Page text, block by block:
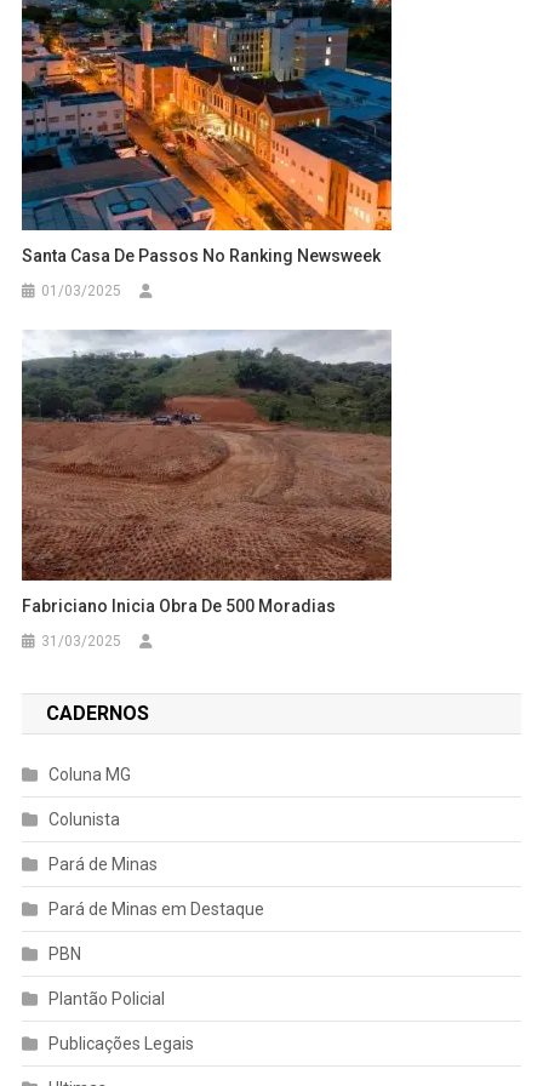
Santa Casa De Passos No Ranking Newsweek
01/03/2025
Fabriciano Inicia Obra De 500 Moradias
31/03/2025
CADERNOS
Coluna MG
Colunista
Pará de Minas
Pará de Minas em Destaque
PBN
Plantão Policial
Publicações Legais